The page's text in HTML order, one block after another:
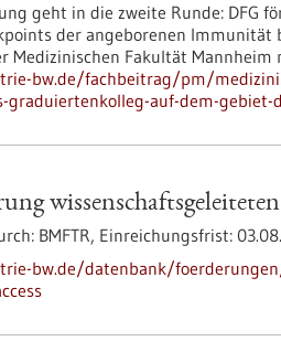
geht in die zweite Runde: DFG
der angeborenen Immunität
Medizinischen Fakultät
bw.de/fachbeitrag/pm/
graduiertenkolleg-auf-dem-
BMFTR, Einreichungsfrist:
bw.de/datenbank/